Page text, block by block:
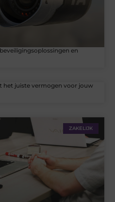
en
het juiste vermogen voor jouw
ZAKELIJK